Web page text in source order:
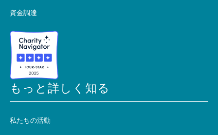
資金調達
もっと詳しく知る
私たちの活動